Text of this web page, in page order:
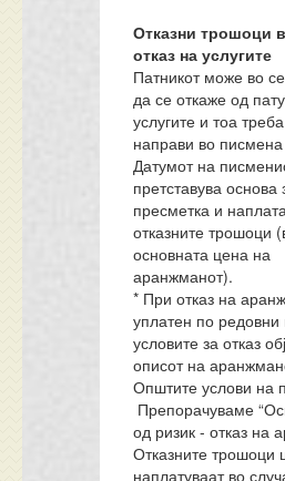
Отказни трошоци
отказ на услугите
Патникот може во
да се откаже од
услугите и тоа
направи во
Датумот на
претставува основа
пресметка и
отказните трошоци
основната цена на
аранжманот).
* При отказ на
уплатен по
условите за отказ
описот на
Општите услови на
Препорачуваме
од ризик - отказ на
Отказните трошоци
наплатуваат во